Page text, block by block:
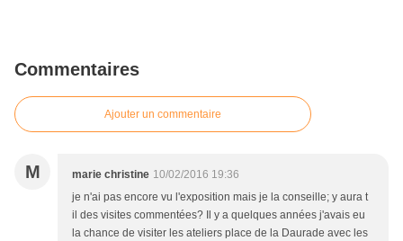
Commentaires
Ajouter un commentaire
M marie christine 10/02/2016 19:36
je n'ai pas encore vu l'exposition mais je la conseille; y aura t
il des visites commentées? Il y a quelques années j'avais eu
la chance de visiter les ateliers place de la Daurade avec les